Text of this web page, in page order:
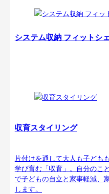
システム収納 フィットシ
収育スタイリング
片付けを通して大人も子ども
学び育む「収育」。自分のこ
で子どもの自立と家事軽減、
します。